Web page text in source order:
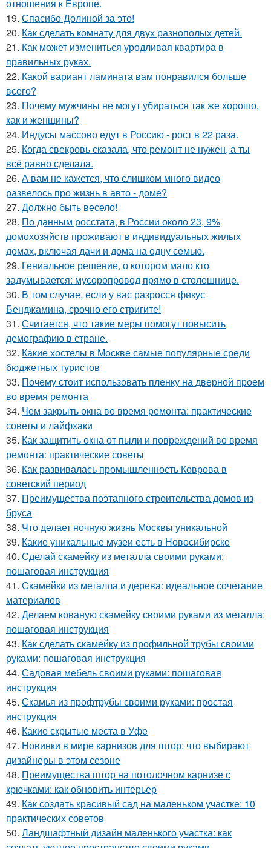
отношения к Европе.
19. Спасибо Долиной за это!
20. Как сделать комнату для двух разнополых детей.
21. Как может измениться уродливая квартира в
правильных руках.
22. Какой вариант ламината вам понравился больше
всего?
23. Почему мужчины не могут убираться так же хорошо,
как и женщины?
24. Индусы массово едут в Россию - рост в 22 раза.
25. Когда свекровь сказала, что ремонт не нужен, а ты
всё равно сделала.
26. А вам не кажется, что слишком много видео
развелось про жизнь в авто - доме?
27. Должно быть весело!
28. По данным росстата, в России около 23, 9%
домохозяйств проживают в индивидуальных жилых
домах, включая дачи и дома на одну семью.
29. Гениальное решение, о котором мало кто
задумывается: мусоропровод прямо в столешнице.
30. В том случае, если у вас разросся фикус
Бенджамина, срочно его стригите!
31. Считается, что такие меры помогут повысить
демографию в стране.
32. Какие хостелы в Москве самые популярные среди
бюджетных туристов
33. Почему стоит использовать пленку на дверной проем
во время ремонта
34. Чем закрыть окна во время ремонта: практические
советы и лайфхаки
35. Как защитить окна от пыли и повреждений во время
ремонта: практические советы
36. Как развивалась промышленность Коврова в
советский период
37. Преимущества поэтапного строительства домов из
бруса
38. Что делает ночную жизнь Москвы уникальной
39. Какие уникальные музеи есть в Новосибирске
40. Сделай скамейку из металла своими руками:
пошаговая инструкция
41. Скамейки из металла и дерева: идеальное сочетание
материалов
42. Делаем кованую скамейку своими руками из металла:
пошаговая инструкция
43. Как сделать скамейку из профильной трубы своими
руками: пошаговая инструкция
44. Садовая мебель своими руками: пошаговая
инструкция
45. Скамья из профтрубы своими руками: простая
инструкция
46. Какие скрытые места в Уфе
47. Новинки в мире карнизов для штор: что выбирают
дизайнеры в этом сезоне
48. Преимущества штор на потолочном карнизе с
крючками: как обновить интерьер
49. Как создать красивый сад на маленьком участке: 10
практических советов
50. Ландшафтный дизайн маленького участка: как